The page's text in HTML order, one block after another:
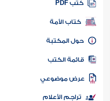
كتب PDF
كتاب الأمة
المكتبة
الكتب